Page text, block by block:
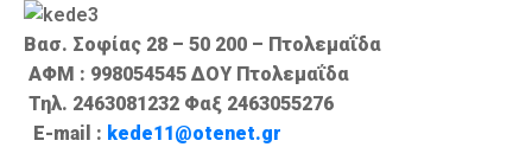
Βασ. Σοφίας 28 – 50 200 – Πτολεμαΐδα
ΑΦΜ : 998054545 ΔΟΥ Πτολεμαΐδα
Τηλ. 2463081232 Φαξ 2463055276
E-mail : kede11@otenet.gr